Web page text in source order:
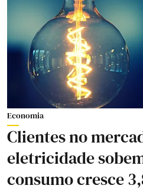
Economia
Clientes no
eletricidade
consumo cresce